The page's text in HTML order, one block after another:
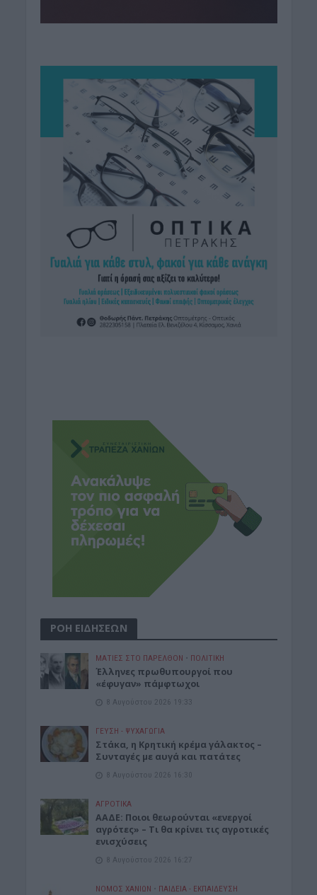
ΡΟΗ ΕΙΔΗΣΕΩΝ
ΜΑΤΙΕΣ ΣΤΟ ΠΑΡΕΛΘΟΝ • ΠΟΛΙΤΙΚΗ
Έλληνες πρωθυπουργοί που
«έφυγαν» πάμφτωχοι
8 Αυγούστου 2026 19:33
ΓΕΎΣΗ - ΨΥΧΑΓΩΓΊΑ
Στάκα, η Κρητική κρέμα γάλακτος –
Συνταγές με αυγά και πατάτες
8 Αυγούστου 2026 16:30
ΑΓΡΟΤΙΚΑ
ΑΑΔΕ: Ποιοι θεωρούνται «ενεργοί
αγρότες» – Τι θα κρίνει τις αγροτικές
ενισχύσεις
8 Αυγούστου 2026 16:27
ΝΟΜΌΣ ΧΑΝΊΩΝ • ΠΑΙΔΕΙΑ - ΕΚΠΑΙΔΕΥΣΗ